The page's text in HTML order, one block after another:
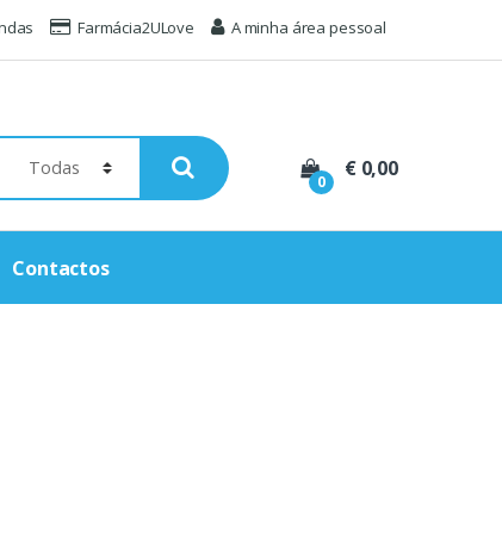
Farmácia2ULove A minha área pessoal
0
€ 0,00
Contactos